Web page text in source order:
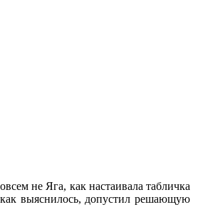
не Яга, как настаивала табличка
выяснилось, допустил решающую